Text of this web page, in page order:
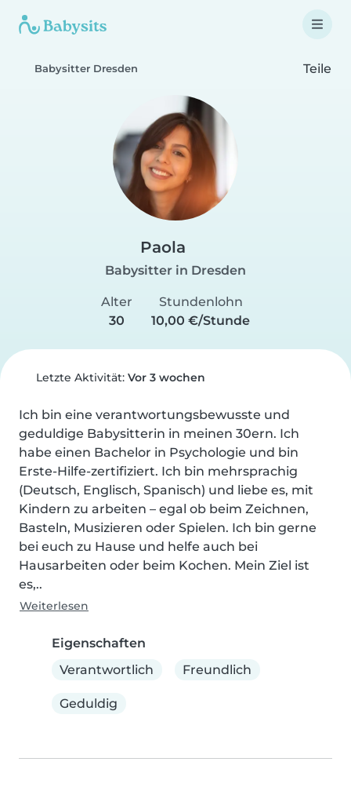
Babysitter Dresden Teile
Paola
Babysitter in Dresden
Alter
30
Stundenlohn
10,00 €/Stunde
Letzte Aktivität: Vor 3 wochen
Ich bin eine verantwortungsbewusste und
geduldige Babysitterin in meinen 30ern. Ich
habe einen Bachelor in Psychologie und bin
Erste-Hilfe-zertifiziert. Ich bin mehrsprachig
(Deutsch, Englisch, Spanisch) und liebe es, mit
Kindern zu arbeiten – egal ob beim Zeichnen,
Basteln, Musizieren oder Spielen. Ich bin gerne
bei euch zu Hause und helfe auch bei
Hausarbeiten oder beim Kochen. Mein Ziel ist
es,..
Weiterlesen
Eigenschaften
Verantwortlich
Freundlich
Geduldig